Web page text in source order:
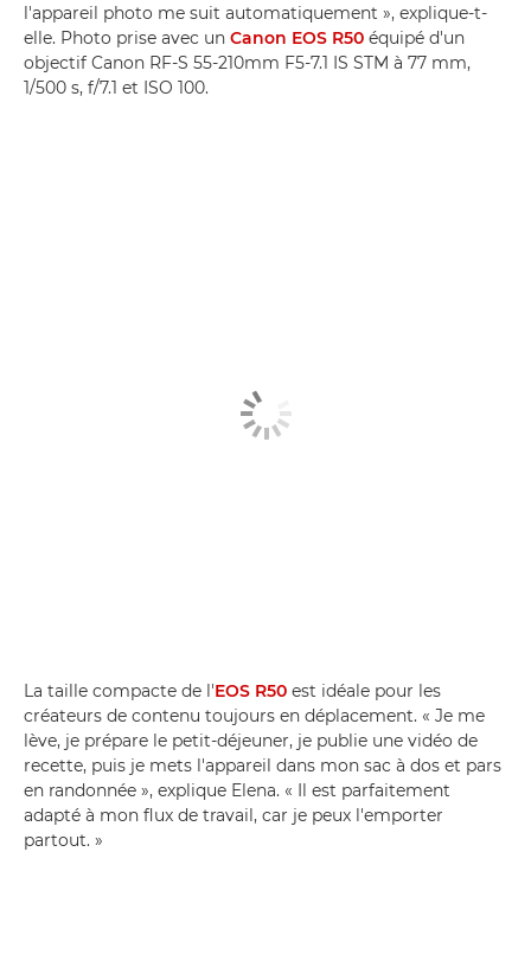
l'appareil photo me suit automatiquement », explique-t-
elle. Photo prise avec un Canon EOS R50 équipé d'un
objectif Canon RF-S 55-210mm F5-7.1 IS STM à 77 mm,
1/500 s, f/7.1 et ISO 100.
La taille compacte de l'EOS R50 est idéale pour les
créateurs de contenu toujours en déplacement. « Je me
lève, je prépare le petit-déjeuner, je publie une vidéo de
recette, puis je mets l'appareil dans mon sac à dos et pars
en randonnée », explique Elena. « Il est parfaitement
adapté à mon flux de travail, car je peux l'emporter
partout. »